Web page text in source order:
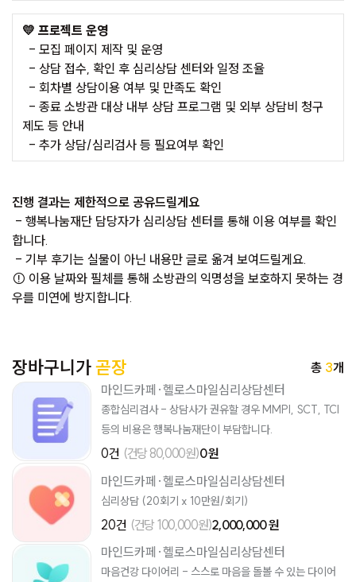
💛 프로젝트 운영
- 모집 페이지 제작 및 운영
- 상담 접수, 확인 후 심리상담 센터와 일정 조율
- 회차별 상담이용 여부 및 만족도 확인
- 종료 소방관 대상 내부 상담 프로그램 및 외부 상담비 청구
제도 등 안내
- 추가 상담/심리검사 등 필요여부 확인
진행 결과는 제한적으로 공유드릴게요
- 행복나눔재단 담당자가 심리상담 센터를 통해 이용 여부를 확인
합니다.
- 기부 후기는 실물이 아닌 내용만 글로 옮겨 보여드릴게요.
⚠ 이용 날짜와 필체를 통해 소방관의 익명성을 보호하지 못하는 경
우를 미연에 방지합니다.
장바구니가곧장 총 3개
마인드카페·헬로스마일심리상담센터
종합심리검사 - 상담사가 권유할 경우 MMPI, SCT, TCI
등의 비용은 행복나눔재단이 부담합니다.
0건 (건당 80,000원)0 원
마인드카페·헬로스마일심리상담센터
심리상담 (20회기 x 10만원/회기)
20건 (건당 100,000원)2,000,000 원
마인드카페·헬로스마일심리상담센터
마음건강 다이어리 - 스스로 마음을 돌볼 수 있는 다이어